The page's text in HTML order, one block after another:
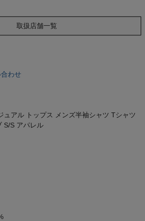
取扱店舗一覧
わせ
ュアル トップス メンズ半袖シャツ Tシャツ
S/S アパレル